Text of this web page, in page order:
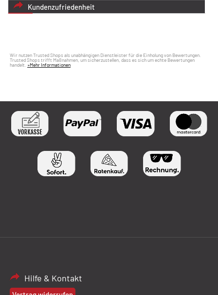
Kundenzufriedenheit
Wir nutzen Trusted Shops als unabhängigen Dienstleister für die Einholung von Bewertungen.
Trusted Shops trifft Maßnahmen, um sicherzustellen, dass es sich um echte Bewertungen
handelt. »Mehr Informationen
Hilfe & Kontakt